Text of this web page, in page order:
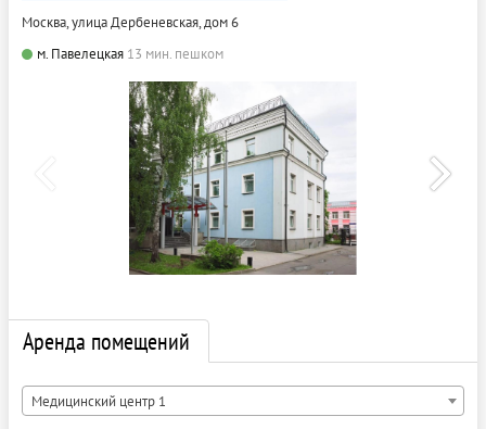
Москва, улица Дербеневская, дом 6
м. Павелецкая 13 мин. пешком
Аренда помещений
Медицинский центр 1